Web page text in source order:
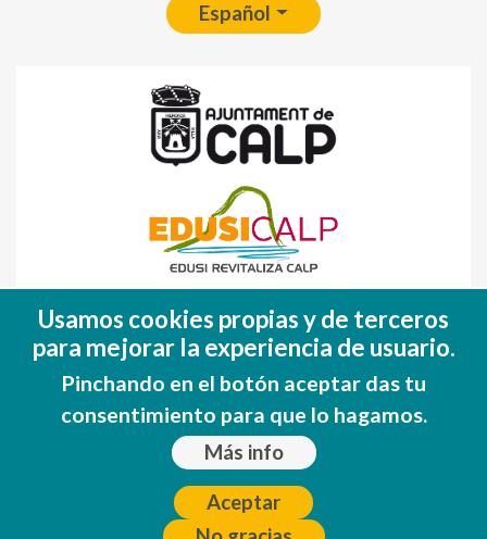
Español
(FEDER)
Una manera de hacer EUROPA
Usamos cookies propias y de terceros
para mejorar la experiencia de usuario.
Pinchando en el botón aceptar das tu
consentimiento para que lo hagamos.
Más info
Aceptar